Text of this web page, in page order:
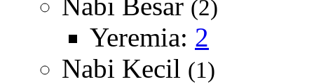
(2)
Yeremia: 2
Nabi Kecil (1)